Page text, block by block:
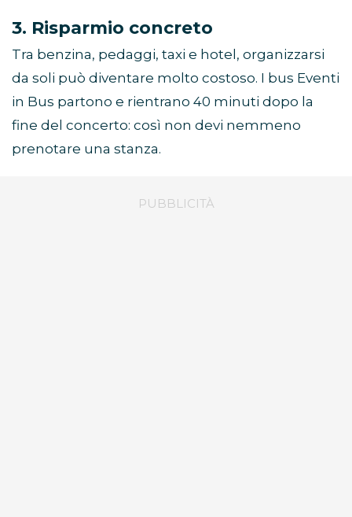
3. Risparmio concreto
Tra benzina, pedaggi, taxi e hotel, organizzarsi
da soli può diventare molto costoso. I bus Eventi
in Bus partono e rientrano 40 minuti dopo la
fine del concerto: così non devi nemmeno
prenotare una stanza.